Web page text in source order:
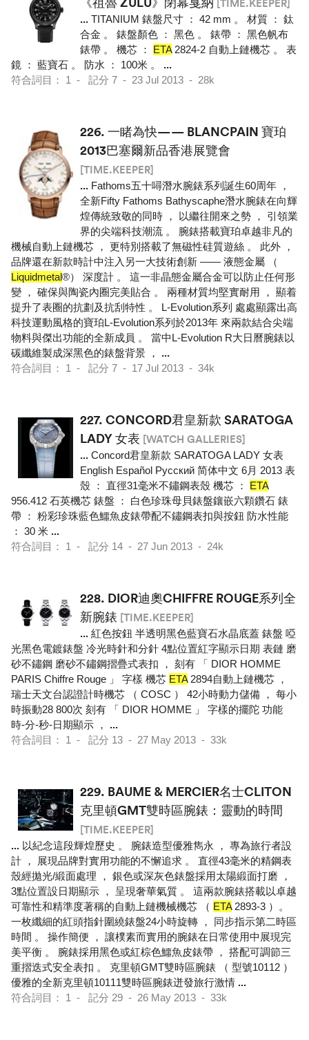
[TIME.KEEPER]
... TITANIUM 錶盤尺寸 ： 42 mm 。 材質 ： 鈦
合金 。 錶盤顏色 ： 黑色 。 錶帶 ： 黑色帆布
錶帶 。 機芯 ： ETA2824-2 自動上鏈機芯 。 表
鏡 ： 藍寶石 。 防水 ： 100米 。 ...
符合詞目： 1 - 記分 7 - 23 Jul 2013 - 28k
226. 一睹為快—— BLANCPAIN 寶珀
2013巴塞爾新品香港展覽會
[TIME.KEEPER]
... Fathoms五十噚潛水腕錶系列誕生60周年 ，
全新Fifty Fathoms Bathyscaphe潛水腕錶在向輝
煌傳統致敬的同時 ， 以繼往開來之勢 ， 引領業
界的尖端科技潮流 。 腕錶搭載寶珀卓越非凡的
機械自動上鏈機芯 ， 更特別搭載了無磁性硅質遊絲 。 此外 ，
品牌還在新款時計中注入另一大技術創新 —— 液態金屬 （
Liquidmetal®） 深度計 。 這一非晶態金屬合金可以防止任何形
變 ， 確保與陶瓷內圈完美貼合 。 兩種材質均堅實耐用 ， 顯着
提升了表圈的抗劃及抗刮特性 。 L-Evolution系列 處處顯露出高
科技運動風格的寶珀L-Evolution系列於2013年 來兩款結合尖端
物料與傑出功能的全新成員 。 當中L-Evolution R大日曆腕錶以
碳纖維製成深黑色的錶盤背景 ， ...
符合詞目： 1 - 記分 7 - 17 Jul 2013 - 34k
227. CONCORD君皇新款 SARATOGA
LADY 女表 [WATCH GALLERIES]
... Concord君皇新款 SARATOGA LADY 女表
English Español Pусский 简体中文 6月 2013 表
殼 ： 直徑31毫米不鏽鋼表殼 機芯 ： ETA
956.412 石英機芯 錶盤 ： 白色珍珠母貝錶盤鑲嵌六顆鑽石 錶
帶 ： 粉彩珍珠藍色鱷魚皮錶帶配不鏽鋼表扣與按鈕 防水性能
： 30 米 ...
符合詞目： 1 - 記分 14 - 27 Jun 2013 - 24k
228. DIOR迪奧CHIFFRE ROUGE系列全
新腕錶 [TIME.KEEPER]
... 紅色按鈕 半透明黑色藍寶石水晶底蓋 錶盤 啞
光黑色電鍍錶盤 冷光時針和分針 4點位置紅字顯示日期 表鏈 磨
砂不鏽鋼 磨砂不鏽鋼摺疊式表扣 ， 刻有 「 DIOR HOMME
PARIS Chiffre Rouge 」 字樣 機芯 ETA2894自動上鏈機芯 ，
瑞士天文台認證計時機芯 （ COSC ） 42小時動力儲備 ， 每小
時振動28 800次 刻有 「 DIOR HOMME 」 字樣的擺陀 功能
時-分-秒-日期顯示 ， ...
符合詞目： 1 - 記分 13 - 27 May 2013 - 33k
229. BAUME & MERCIER名士CLITON
克里頓GMT雙時區腕錶：靈動的時間
[TIME.KEEPER]
... 以紀念這段輝煌歷史 。 腕錶造型優雅雋永 ， 專為旅行者設
計 ， 展現品牌對實用功能的不懈追求 。 直徑43毫米的精鋼表
殼經拋光/緞面處理 ， 銀色或深灰色錶盤採用太陽緞面打磨 ，
3點位置設日期顯示 ， 呈現奢華氣質 。 這兩款腕錶搭載以卓越
可靠性和精準度著稱的自動上鏈機械機芯 （ ETA2893-3 ）。
一枚纖細的紅頭指針圍繞錶盤24小時旋轉 ， 同步指示第二時區
時間 。 操作簡便 ， 讓樸素而實用的腕錶在日常使用中展現完
美平衡 。 腕錶採用黑色或紅棕色鱷魚皮錶帶 ， 搭配可調節三
重摺迭式安全表扣 。 克里頓GMT雙時區腕錶 （ 型號10112 ）
優雅的全新克里頓10111雙時區腕錶迸發旅行激情 ...
符合詞目： 1 - 記分 29 - 26 May 2013 - 33k